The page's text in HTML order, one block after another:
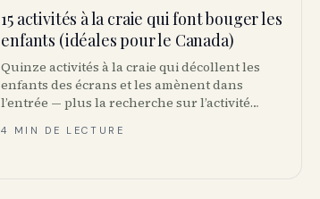
15 activités à la craie qui font bouger les
enfants (idéales pour le Canada)
Quinze activités à la craie qui décollent les
enfants des écrans et les amènent dans
l’entrée — plus la recherche sur l’activité
canadien.
4 MIN DE LECTURE